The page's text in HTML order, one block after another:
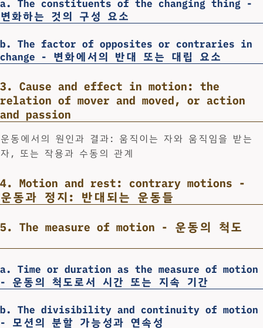
a. The constituents of the changing thing -
변화하는 것의 구성 요소
b. The factor of opposites or contraries in
change - 변화에서의 반대 또는 대립 요소
3. Cause and effect in motion: the
relation of mover and moved, or action
and passion
운동에서의 원인과 결과: 움직이는 자와 움직임을 받는
자, 또는 작용과 수동의 관계
4. Motion and rest: contrary motions -
운동과 정지: 반대되는 운동들
5. The measure of motion - 운동의 척도
a. Time or duration as the measure of motion
- 운동의 척도로서 시간 또는 지속 기간
b. The divisibility and continuity of motion
- 모션의 분할 가능성과 연속성